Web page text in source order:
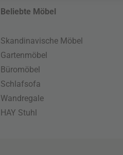
Beliebte Möbel
Skandinavische Möbel
Gartenmöbel
Büromöbel
Schlafsofa
Wandregale
HAY Stuhl